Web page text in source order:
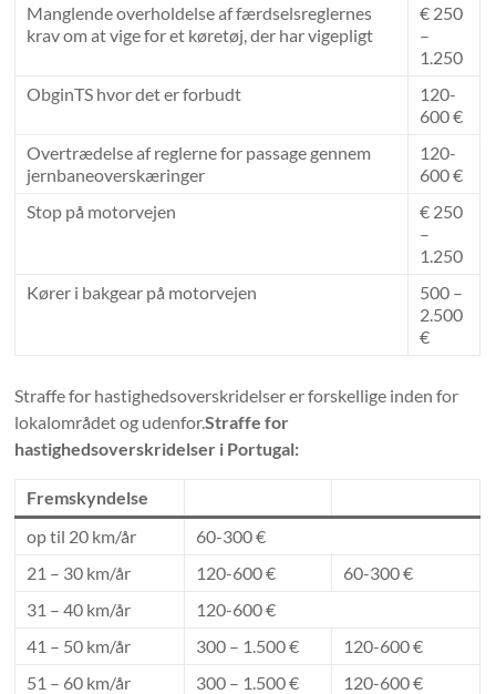
Manglende overholdelse af færdselsreglernes
krav om at vige for et køretøj, der har vigepligt
€ 250
–
1.250
ObginTS hvor det er forbudt
120-
600 €
Overtrædelse af reglerne for passage gennem
jernbaneoverskæringer
120-
600 €
Stop på motorvejen
€ 250
–
1.250
Kører i bakgear på motorvejen
500 –
2.500
€
Straffe for hastighedsoverskridelser er forskellige inden for
lokalområdet og udenfor.Straffe for
hastighedsoverskridelser i Portugal:
Fremskyndelse
op til 20 km/år
60-300 €
21 – 30 km/år
120-600 €
60-300 €
31 – 40 km/år
120-600 €
41 – 50 km/år
300 – 1.500 €
120-600 €
51 – 60 km/år
300 – 1.500 €
120-600 €